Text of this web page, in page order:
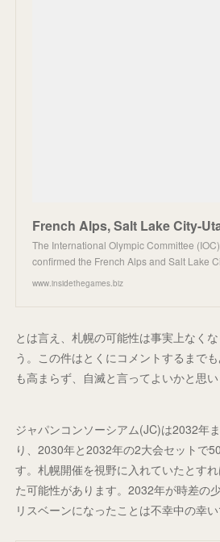
The International Olympic Committee
confirmed the French Alps and Salt Lake
www.insidethegames.biz
とは言え、札幌の可能性は事実上なく
う。この件はとくにコメントするまで
も高まらず、自滅と言ってよいかと思い
ジャパンコンソーシアム(JC)は2032年
り、2030年と2032年の2大会セットで
す。札幌開催を視野に入れていたとす
た可能性があります。2032年が時差の
リスベーンになったことは不幸中の幸い